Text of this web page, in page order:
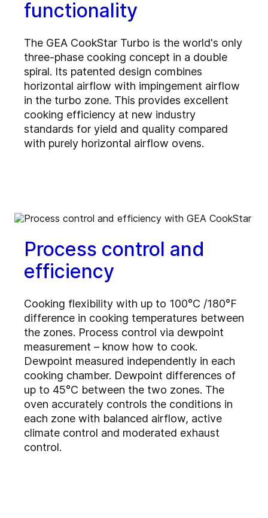
functionality
The GEA CookStar Turbo is the world's only
three-phase cooking concept in a double
spiral. Its patented design combines
horizontal airflow with impingement airflow
in the turbo zone. This provides excellent
cooking efficiency at new industry
standards for yield and quality compared
with purely horizontal airflow ovens.
Process control and
efficiency
Cooking flexibility with up to 100°C /180°F
difference in cooking temperatures between
the zones. Process control via dewpoint
measurement – know how to cook.
Dewpoint measured independently in each
cooking chamber. Dewpoint differences of
up to 45°C between the two zones. The
oven accurately controls the conditions in
each zone with balanced airflow, active
climate control and moderated exhaust
control.